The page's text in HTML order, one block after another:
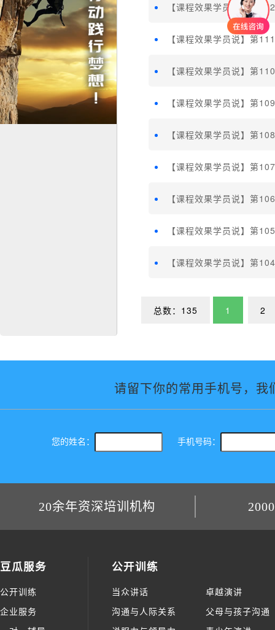
【课程效果学员说】第
【课程效果学员说】第
【课程效果学员说】第
【课程效果学员说】第
【课程效果学员说】第
【课程效果学员说】第
【课程效果学员说】第
【课程效果学员说】第
【课程效果学员说】第
总数：135 1 2
20余年资深培训机构
豆瓜服务
公开训练
企业服务
公开训练
当众讲话 卓越演讲
沟通与人际关系 父母与孩子沟通